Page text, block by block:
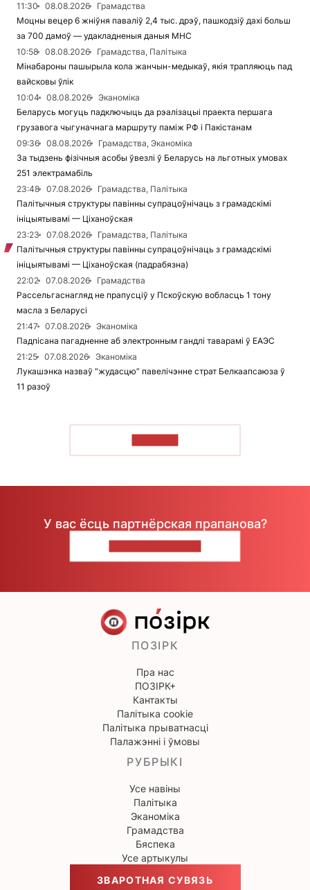
11:30
08.08.2026
Грамадства
Моцны вецер 6 жніўня паваліў 2,4 тыс. дрэў, пашкодзіў дахі больш
за 700 дамоў — удакладненыя даныя МНС
10:58
08.08.2026
Грамадства, Палітыка
Мінабароны пашырыла кола жанчын-медыкаў, якія трапляюць пад
вайсковы ўлік
10:04
08.08.2026
Эканоміка
Беларусь могуць падключыць да рэалізацыі праекта першага
грузавога чыгуначнага маршруту паміж РФ і Пакістанам
09:36
08.08.2026
Грамадства, Эканоміка
За тыдзень фізічныя асобы ўвезлі ў Беларусь на льготных умовах
251 электрамабіль
23:48
07.08.2026
Грамадства, Палітыка
Палітычныя структуры павінны супрацоўнічаць з грамадскімі
ініцыятывамі — Ціханоўская
23:23
07.08.2026
Грамадства, Палітыка
Палітычныя структуры павінны супрацоўнічаць з грамадскімі
ініцыятывамі — Ціханоўская (падрабязна)
22:02
07.08.2026
Грамадства
Рассельгаснагляд не прапусціў у Пскоўскую вобласць 1 тону
масла з Беларусі
21:47
07.08.2026
Эканоміка
Падпісана пагадненне аб электронным гандлі таварамі ў ЕАЭС
21:25
07.08.2026
Эканоміка
Лукашэнка назваў “жудасцю” павелічэнне страт Белкаапсаюза ў
11 разоў
У вас ёсць партнёрская прапанова?
ПОЗІРК
Пра нас
ПОЗІРК+
Кантакты
Палітыка cookie
Палітыка прыватнасці
Палажэнні і ўмовы
РУБРЫКІ
Усе навіны
Палітыка
Эканоміка
Грамадства
Бяспека
Усе артыкулы
ЗВАРОТНАЯ СУВЯЗЬ